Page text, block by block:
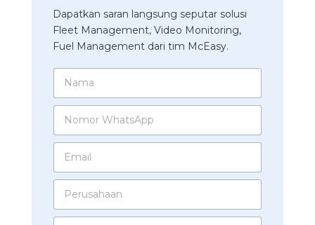
Dapatkan saran langsung seputar solusi
Fleet Management, Video Monitoring,
Fuel Management dari tim McEasy.
N
m
N
m
W
t
E
a
*
P
r
I